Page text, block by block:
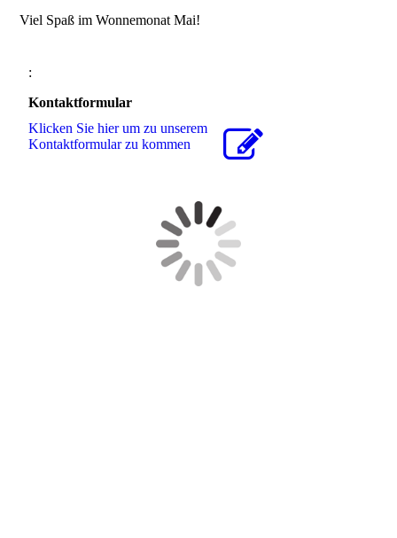
Viel Spaß im Wonnemonat Mai!
:
Kontaktformular
Klicken Sie hier um zu unserem
Kon­takt­for­mu­lar zu kommen